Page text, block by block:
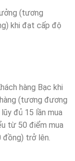
(tương
khi đạt cấp độ
hàng Bạc khi
(tương đương
đủ 15 lần mua
từ 50 điểm mua
đồng) trở lên.